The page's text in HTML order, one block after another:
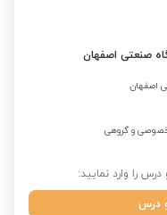
صنعتی اصفهان
اصفهان
و گروهی
را وارد نمایید:
درس